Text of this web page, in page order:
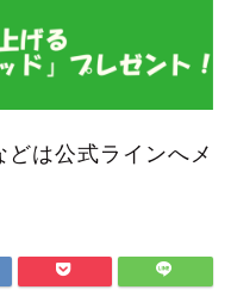
は公式ラインへメ